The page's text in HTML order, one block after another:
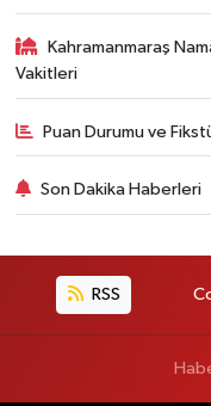
Kahramanmaraş
Vakitleri
Puan Durumu ve
Son Dakika Haberleri
RSS